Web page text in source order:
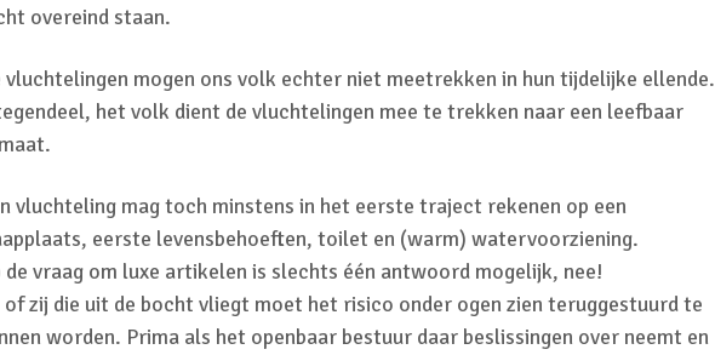
overeind staan.
vluchtelingen mogen ons volk echter niet meetrekken in hun tijdelijke ellende.
het volk dient de vluchtelingen mee te trekken naar een leefbaar
vluchteling mag toch minstens in het eerste traject rekenen op een
eerste levensbehoeften, toilet en (warm) watervoorziening.
de vraag om luxe artikelen is slechts één antwoord mogelijk, nee!
of zij die uit de bocht vliegt moet het risico onder ogen zien teruggestuurd te
worden. Prima als het openbaar bestuur daar beslissingen over neemt en